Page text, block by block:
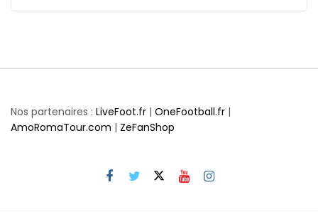
Nos partenaires : LiveFoot.fr | OneFootball.fr |
AmoRomaTour.com | ZeFanShop